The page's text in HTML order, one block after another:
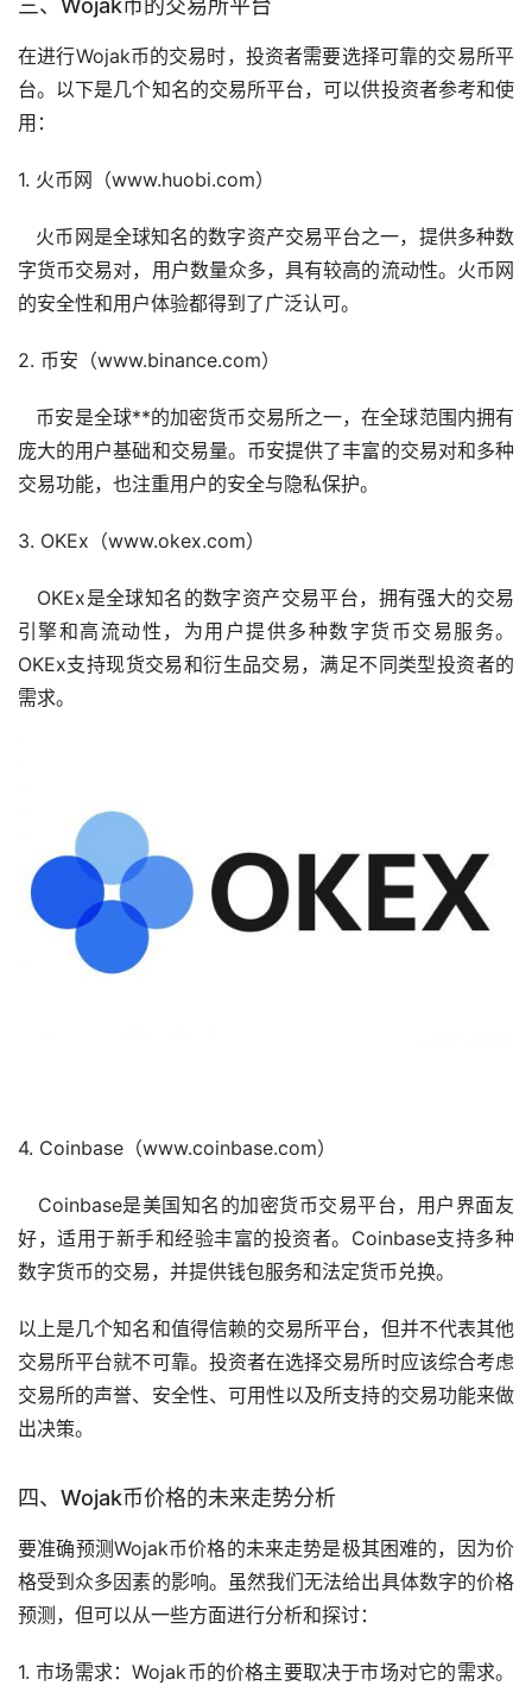
三、Wojak币的交易所平台
在进行Wojak币的交易时，投资者需要选择可靠的交易所平
台。以下是几个知名的交易所平台，可以供投资者参考和使
用：
1. 火币网（www.huobi.com）
火币网是全球知名的数字资产交易平台之一，提供多种数
字货币交易对，用户数量众多，具有较高的流动性。火币网
的安全性和用户体验都得到了广泛认可。
2. 币安 （www.binance.com）
币安是全球**的加密货币交易所之一，在全球范围内拥有
庞大的用户基础和交易量。币安提供了丰富的交易对和多种
交易功能，也注重用户的安全与隐私保护。
3. OKEx（www.okex.com）
OKEx是全球知名的数字资产交易平台，拥有强大的交易
引擎和高流动性，为用户提供多种数字货币交易服务。
OKEx支持现货交易和衍生品交易，满足不同类型投资者的
需求。
4. Coinbase（www.coinbase.com）
Coinbase是美国知名的加密货币交易平台，用户界面友
好，适用于新手和经验丰富的投资者。Coinbase支持多种
数字货币的交易，并提供钱包服务和法定货币兑换。
以上是几个知名和值得信赖的交易所平台，但并不代表其他
交易所平台就不可靠。投资者在选择交易所时应该综合考虑
交易所的声誉、安全性、可用性以及所支持的交易功能来做
出决策。
四、Wojak币价格的未来走势分析
要准确预测Wojak币价格的未来走势是极其困难的，因为价
格受到众多因素的影响。虽然我们无法给出具体数字的价格
预测，但可以从一些方面进行分析和探讨：
1. 市场需求：Wojak币的价格主要取决于市场对它的需求。